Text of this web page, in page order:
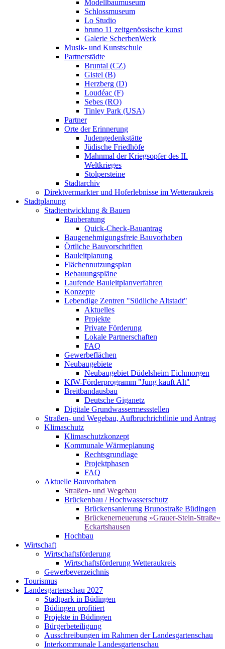
Modellbaumuseum
Schlossmuseum
Lo Studio
bruno 11 zeitgenössische kunst
Galerie ScherbenWerk
Musik- und Kunstschule
Partnerstädte
Bruntal (CZ)
Gistel (B)
Herzberg (D)
Loudéac (F)
Sebes (RO)
Tinley Park (USA)
Partner
Orte der Erinnerung
Judengedenkstätte
Jüdische Friedhöfe
Mahnmal der Kriegsopfer des II.
Weltkrieges
Stolpersteine
Stadtarchiv
Direktvermarkter und Hoferlebnisse im Wetteraukreis
Stadtplanung
Stadtentwicklung & Bauen
Bauberatung
Quick-Check-Bauantrag
Baugenehmigungsfreie Bauvorhaben
Örtliche Bauvorschriften
Bauleitplanung
Flächennutzungsplan
Bebauungspläne
Laufende Bauleitplanverfahren
Konzepte
Lebendige Zentren "Südliche Altstadt"
Aktuelles
Projekte
Private Förderung
Lokale Partnerschaften
FAQ
Gewerbeflächen
Neubaugebiete
Neubaugebiet Düdelsheim Eichmorgen
KfW-Förderprogramm "Jung kauft Alt"
Breitbandausbau
Deutsche Giganetz
Digitale Grundwassermessstellen
Straßen- und Wegebau, Aufbruchrichtlinie und Antrag
Klimaschutz
Klimaschutzkonzept
Kommunale Wärmeplanung
Rechtsgrundlage
Projektphasen
FAQ
Aktuelle Bauvorhaben
Straßen- und Wegebau
Brückenbau / Hochwasserschutz
Brückensanierung Brunostraße Büdingen
Brückenerneuerung »Grauer-Stein-Straße«
Eckartshausen
Hochbau
Wirtschaft
Wirtschaftsförderung
Wirtschaftsförderung Wetteraukreis
Gewerbeverzeichnis
Tourismus
Landesgartenschau 2027
Stadtpark in Büdingen
Büdingen profitiert
Projekte in Büdingen
Bürgerbeteiligung
Ausschreibungen im Rahmen der Landesgartenschau
Interkommunale Landesgartenschau